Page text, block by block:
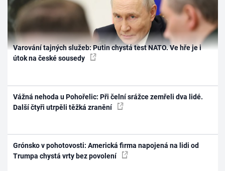
Varování tajných služeb: Putin chystá test NATO. Ve hře je i
útok na české sousedy
Vážná nehoda u Pohořelic: Při čelní srážce zemřeli dva lidé.
Další čtyři utrpěli těžká zranění
Grónsko v pohotovosti: Americká firma napojená na lidi od
Trumpa chystá vrty bez povolení